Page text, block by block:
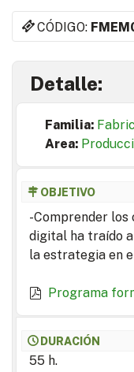
CÓDIGO:
Detalle:
Familia:
Area:
OBJETIVO
-Comprender
digital ha traído
la estrategia en
Programa
DURACIÓN
55 h.